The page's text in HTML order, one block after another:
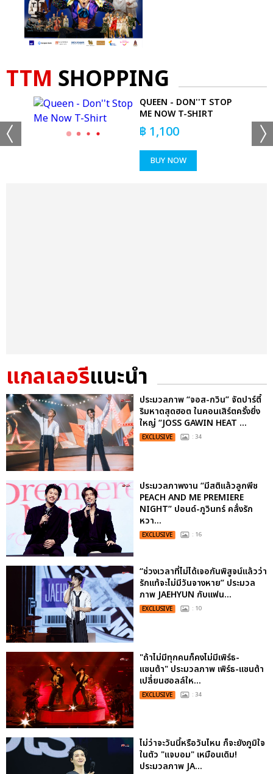
TTM SHOPPING
QUEEN - DON''T STOP
ME NOW T-SHIRT
฿ 1,100
BUY NOW
แกลเลอรีแนะนำ
ประมวลภาพ “จอส-กวิน” จัดปาร์ตี้
ริมหาดสุดฮอต ในคอนเสิร์ตครั้งยิ่ง
ใหญ่ “JOSS GAWIN HEAT ...
EXCLUSIVE : 34
ประมวลภาพงาน “มีสติแล้วลูกพีช
PEACH AND ME PREMIERE
NIGHT” ปอนด์-ภูวินทร์ คลั่งรัก
หวา...
EXCLUSIVE : 16
“ช่วงเวลาที่ไม่ได้เจอกันพิสูจน์แล้วว่า
รักแท้จะไม่มีวันจางหาย” ประมวล
ภาพ JAEHYUN กับแฟน...
EXCLUSIVE : 10
"ถ้าไม่มีทุกคนก็คงไม่มีเพิร์ธ-
แซนต้า" ประมวลภาพ เพิร์ธ-แซนต้า
เปลี่ยนฮอลล์ให...
EXCLUSIVE : 34
ไม่ว่าจะวันนี้หรือวันไหน ก็จะยังภูมิใจ
ในตัว "แจบอม" เหมือนเดิม!
ประมวลภาพ JA...